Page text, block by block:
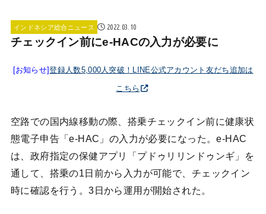
インドネシア総合ニュース 2022.03.10
チェックイン前にe-HACの入力が必要に
[お知らせ]登録人数5,000人突破！LINE公式アカウント友だち追加は
こちら
空路での国内線移動の際、搭乗チェックイン前に健康状
態電子申告「e-HAC」の入力が必要になった。e-HAC
は、政府指定の保健アプリ「プドゥリリンドゥンギ」を
通して、搭乗の1日前から入力が可能で、チェックイン
時に確認を行う。3日から運用が開始された。